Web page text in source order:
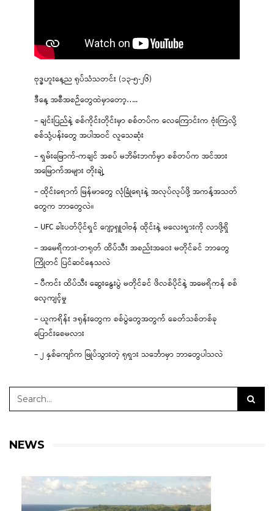
ဗုဒ္ဓဟူးနေ့ည ရုပ်သံသတင်း (၁၃-၅-၂၆)
ဒီနေ့ အစီအစဉ်တွေထဲမှာတော့…..
– ချင်းပြည်နဲ့ စစ်ကိုင်းတိုင်းမှာ စစ်တပ်က လေကြောင်းက ဗုံးကြဲလို့
စစ်သုံ့ပန်းတွေ အပါအဝင် လူသေဆုံး
– ရှမ်းမြောက်-ကချင် အစပ် မဘိမ်းဘက်မှာ စစ်တပ်က အင်အား
အမြောက်အများ တိုးချဲ့
– ထိုင်းရောက် မြန်မာတွေ လုံခြုံရေးနဲ့ အလုပ်လုပ်ဖို့ အကန့်အသတ်
တွေက ဘာတွေလဲ။
– UFC ခါးပတ်ပိုင်ရှင် ဂျော့ရှူဝါဗန် ထိုင်းနဲ့ မလေးရှားကို လာဖို့ရှိ
– အမေရိကား-တရုတ် ထိပ်သီး အစည်းအဝေး မတိုင်ခင် ဘာတွေ
ကြိုတင် ပြင်ဆင်နေသလဲ
– ပီကင်း ထိပ်သီး ဆွေးနွေးပွဲ မတိုင်ခင် ဖိလစ်ပိုင်နဲ့ အမေရိကန် စစ်
လေ့ကျင့်မှု
– ယူကရိန်း ဒရုန်းတွေက စစ်ပွဲတွေအတွက် ခေတ်သစ်တစ်ခု
ပြောင်းစေမလား
– ၂ နှစ်ကျော်က မြုပ်သွားတဲ့ ရုရှား သင်္ဘောမှာ ဘာတွေပါသလဲ
NEWS